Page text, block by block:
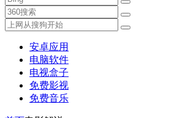
安卓应用
电脑软件
电视盒子
免费影视
免费音乐